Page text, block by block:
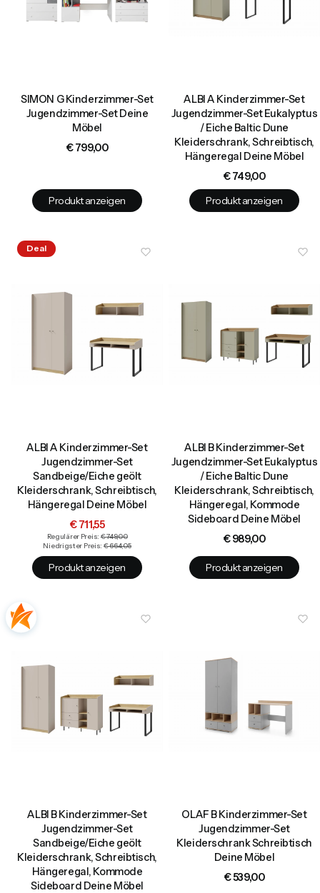
SIMON G Kinderzimmer-Set
Jugendzimmer-Set Deine
Möbel
Preis
€ 799,00
Produkt anzeigen
ALBI A Kinderzimmer-Set
Jugendzimmer-Set Eukalyptus
/ Eiche Baltic Dune
Kleiderschrank, Schreibtisch,
Hängeregal Deine Möbel
Preis
€ 749,00
Produkt anzeigen
Deal
ALBI A Kinderzimmer-Set
Jugendzimmer-Set
Sandbeige/Eiche geölt
Kleiderschrank, Schreibtisch,
Hängeregal Deine Möbel
Aktionspreis
€ 711,55
Regulärer Preis: € 749,00
Niedrigster Preis: € 664,05
Produkt anzeigen
ALBI B Kinderzimmer-Set
Jugendzimmer-Set Eukalyptus
/ Eiche Baltic Dune
Kleiderschrank, Schreibtisch,
Hängeregal, Kommode
Sideboard Deine Möbel
Preis
€ 989,00
Produkt anzeigen
ALBI B Kinderzimmer-Set
Jugendzimmer-Set
Sandbeige/Eiche geölt
Kleiderschrank, Schreibtisch,
Hängeregal, Kommode
Sideboard Deine Möbel
OLAF B Kinderzimmer-Set
Jugendzimmer-Set
Kleiderschrank Schreibtisch
Deine Möbel
Preis
€ 539,00